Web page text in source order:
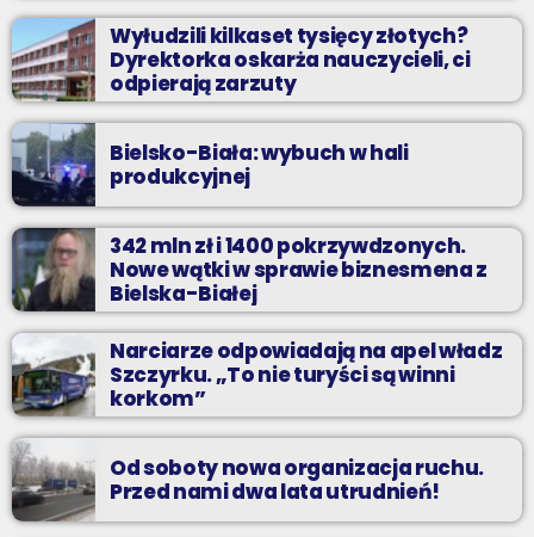
Wyłudzili kilkaset tysięcy złotych?
Dyrektorka oskarża nauczycieli, ci
odpierają zarzuty
Bielsko-Biała: wybuch w hali
produkcyjnej
342 mln zł i 1400 pokrzywdzonych.
Nowe wątki w sprawie biznesmena z
Bielska-Białej
Narciarze odpowiadają na apel władz
Szczyrku. „To nie turyści są winni
korkom”
Od soboty nowa organizacja ruchu.
Przed nami dwa lata utrudnień!